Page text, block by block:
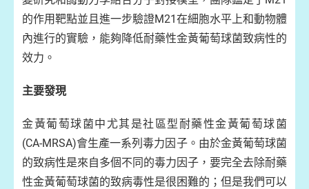
的作用靶點並且進一步驗證M21在細胞水平上和動物體
內進行的實驗，能夠降低耐藥性金黃葡萄球菌致病性的
效力。
主要發現
金黃葡萄球菌中尤其是社區型耐藥性金黃葡萄球菌
(CA-MRSA)會生產一系列毒力因子。由於金黃葡萄球菌
的致病性是來自多個不同的毒力因子，要完全去除耐藥
性金黃葡萄球菌的致病毒性是很困難的；但是我們可以